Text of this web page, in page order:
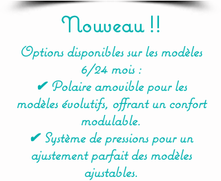
Nouveau !!
Options disponibles sur les modèles
6/24 mois :
✔ Polaire amovible pour les
modèles évolutifs, offrant un confort
modulable.
✔ Système de pressions pour un
ajustement parfait des modèles
ajustables.​